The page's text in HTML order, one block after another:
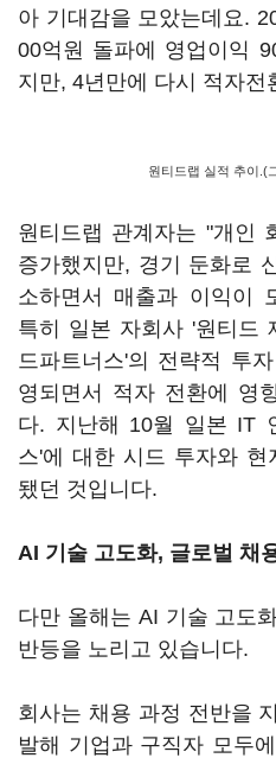
아 기대감을 모았는데요.
00억원 돌파에 영업이익
지만, 4년만에 다시 적자전
원티드랩 실적 추이.(
원티드랩 관계자는 "개인
증가했지만, 경기 둔화로
소하면서 매출과 이익이
특히 일본 자회사 '원티드
드파트너스'의 전략적 투
영되면서 적자 전환에 영
다. 지난해 10월 일본 IT
스'에 대한 시드 투자와 현
됐던 것입니다.
AI 기술 고도화, 글로벌 채
다만 올해는 AI 기술 고도
반등을 노리고 있습니다.
회사는 채용 과정 전반을
발해 기업과 구직자 모두